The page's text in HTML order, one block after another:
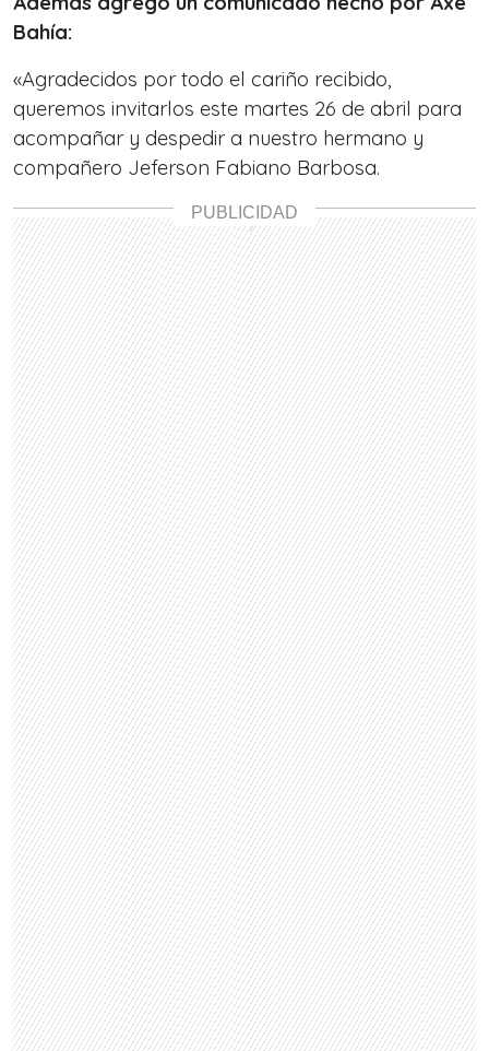
Bahía:
«Agradecidos por todo el cariño recibido,
queremos invitarlos este martes 26 de abril para
acompañar y despedir a nuestro hermano y
compañero Jeferson Fabiano Barbosa.